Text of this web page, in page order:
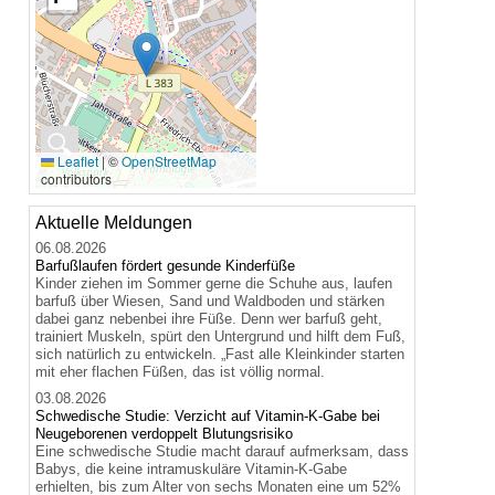
🔍Leaflet|©OpenStreetMap
contributors
Aktuelle Meldungen
06.08.2026
Barfußlaufen fördert gesunde Kinderfüße
Kinder ziehen im Sommer gerne die Schuhe aus, laufen
barfuß über Wiesen, Sand und Waldboden und stärken
dabei ganz nebenbei ihre Füße. Denn wer barfuß geht,
trainiert Muskeln, spürt den Untergrund und hilft dem Fuß,
sich natürlich zu entwickeln. „Fast alle Kleinkinder starten
mit eher flachen Füßen, das ist völlig normal.
03.08.2026
Schwedische Studie: Verzicht auf Vitamin-K-Gabe bei
Neugeborenen verdoppelt Blutungsrisiko
Eine schwedische Studie macht darauf aufmerksam, dass
Babys, die keine intramuskuläre Vitamin-K-Gabe
erhielten, bis zum Alter von sechs Monaten eine um 52%